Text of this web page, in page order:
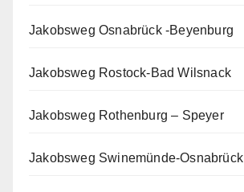
Jakobsweg Osnabrück -Beyenburg
Jakobsweg Rostock-Bad Wilsnack
Jakobsweg Rothenburg – Speyer
Jakobsweg Swinemünde-Osnabrück